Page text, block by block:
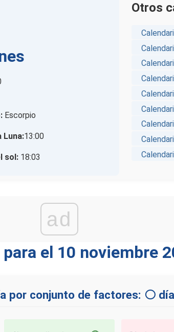
Escorpio
Luna:13:00
sol: 18:03
Otros
ad
el 10 noviembre
por conjunto de factores: ⚪